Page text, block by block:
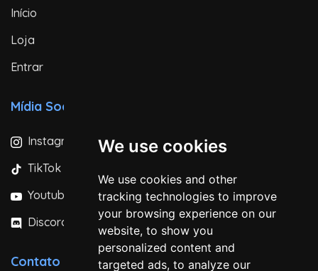
We use cookies
We use cookies and other
tracking technologies to improve
your browsing experience on our
website, to show you
personalized content and
targeted ads, to analyze our
Início
Loja
Entrar
Mídia Social
Instagram
TikTok
Youtube
Discord
Contato